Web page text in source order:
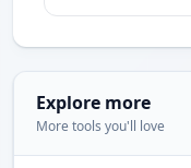
Explore more
More tools you'll love